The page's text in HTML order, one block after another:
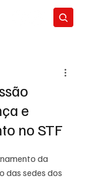
e
no STF
da
das sedes dos